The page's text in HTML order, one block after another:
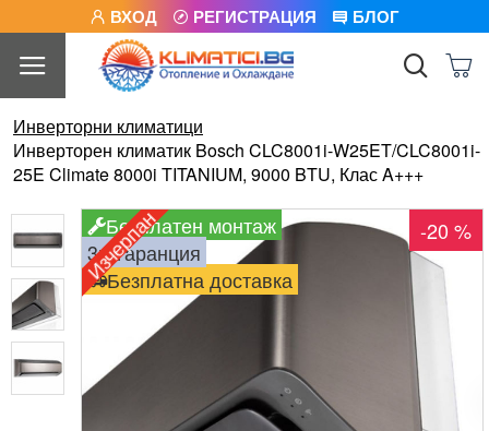
ВХОД РЕГИСТРАЦИЯ БЛОГ
Инверторни климатици
Инверторен климатик Bosch CLC8001i-W25ET/CLC8001i-
25E Climate 8000i TITANIUM, 9000 BTU, Клас A+++
Безплатен монтаж
Безплатна доставка
3г. гаранция
-20 %
Изчерпан